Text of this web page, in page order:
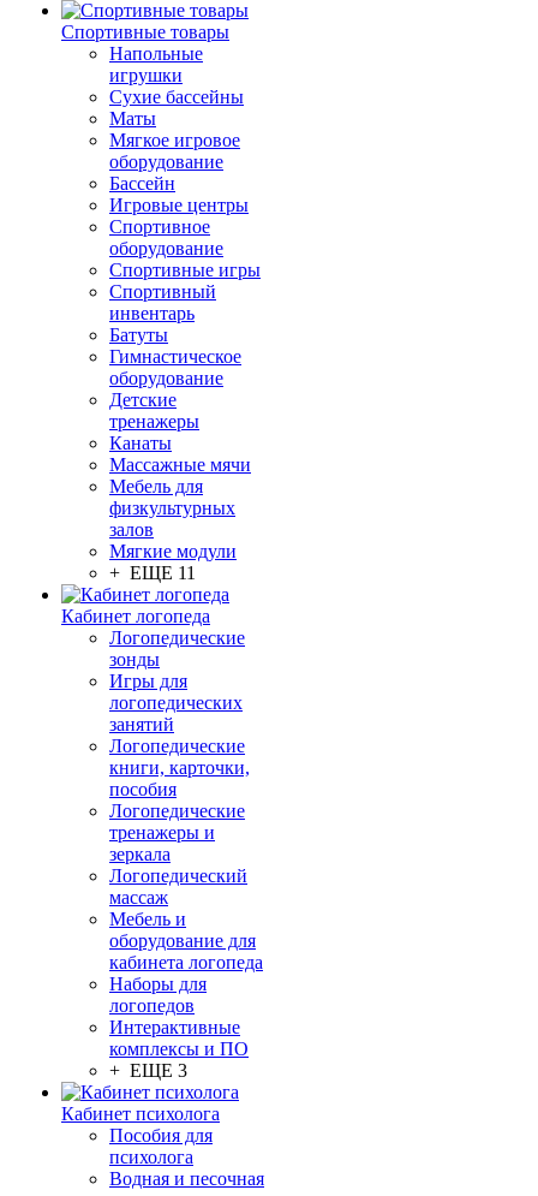
Спортивные товары
Напольные
игрушки
Сухие бассейны
Маты
Мягкое игровое
оборудование
Бассейн
Игровые центры
Спортивное
оборудование
Спортивные игры
Спортивный
инвентарь
Батуты
Гимнастическое
оборудование
Детские
тренажеры
Канаты
Массажные мячи
Мебель для
физкультурных
залов
Мягкие модули
+ ЕЩЕ 11
Кабинет логопеда
Логопедические
зонды
Игры для
логопедических
занятий
Логопедические
книги, карточки,
пособия
Логопедические
тренажеры и
зеркала
Логопедический
массаж
Мебель и
оборудование для
кабинета логопеда
Наборы для
логопедов
Интерактивные
комплексы и ПО
+ ЕЩЕ 3
Кабинет психолога
Пособия для
психолога
Водная и песочная